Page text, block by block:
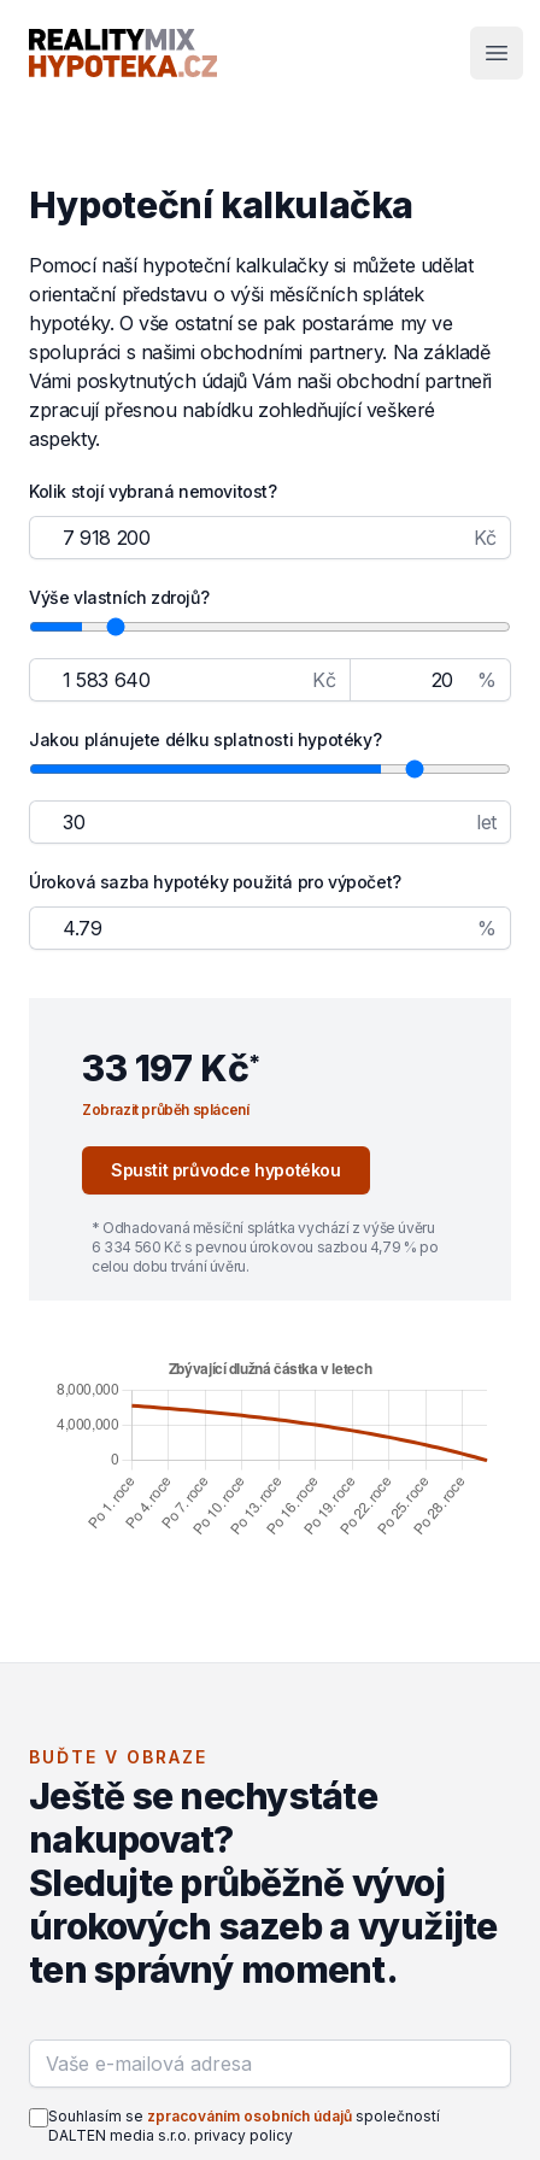
RealityMIX Hypotéka
Hypoteční kalkulačka
Pomocí naší hypoteční kalkulačky si můžete udělat
orientační představu o výši měsíčních splátek
hypotéky. O vše ostatní se pak postaráme my ve
spolupráci s našimi obchodními partnery. Na základě
Vámi poskytnutých údajů Vám naši obchodní partneři
zpracují přesnou nabídku zohledňující veškeré
aspekty.
Kolik stojí vybraná nemovitost?
Kč
Výše vlastních zdrojů?
Kč %
Jakou plánujete délku splatnosti hypotéky?
let
Úroková sazba hypotéky použitá pro výpočet?
%
33 197 Kč*
Zobrazit průběh splácení
Spustit průvodce hypotékou
* Odhadovaná měsíční splátka vychází z výše úvěru
6 334 560 Kč s pevnou úrokovou sazbou 4,79 % po
celou dobu trvání úvěru.
BUĎTE V OBRAZE
Ještě se nechystáte
nakupovat?
Sledujte průběžně vývoj
úrokových sazeb a využijte
ten správný moment.
Email address
Souhlasím se zpracováním osobních údajů společností
DALTEN media s.r.o. privacy policy